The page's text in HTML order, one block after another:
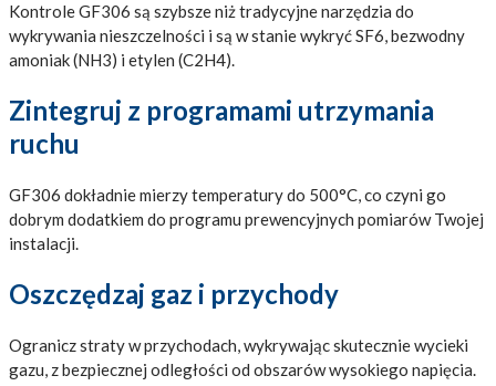
Kontrole GF306 są szybsze niż tradycyjne narzędzia do
wykrywania nieszczelności i są w stanie wykryć SF6, bezwodny
amoniak (NH3) i etylen (C2H4).
Zintegruj z programami utrzymania
ruchu
GF306 dokładnie mierzy temperatury do 500°C, co czyni go
dobrym dodatkiem do programu prewencyjnych pomiarów Twojej
instalacji.
Oszczędzaj gaz i przychody
Ogranicz straty w przychodach, wykrywając skutecznie wycieki
gazu, z bezpiecznej odległości od obszarów wysokiego napięcia.